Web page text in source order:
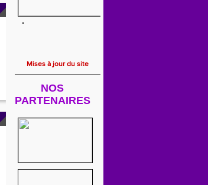
Mises à jour du site
NOS
PARTENAIRES